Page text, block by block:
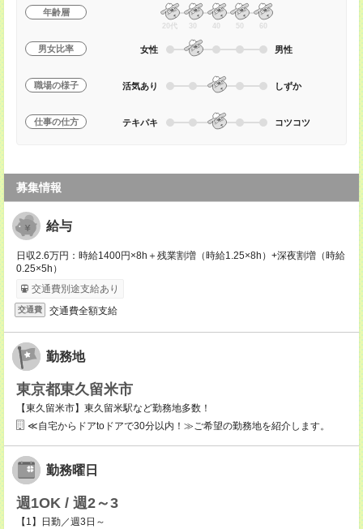
年齢層
20代 30 40 50 60
男女比率 女性 男性
職場の様子 活気あり しずか
仕事の仕方 テキパキ コツコツ
募集情報
給与
日収2.6万円：時給1400円×8h＋残業割増（時給1.25×8h）+深夜割増（時給
0.25×5h）
交通費別途支給あり
交通費 交通費全額支給
勤務地
東京都東久留米市
【東久留米市】東久留米駅など勤務地多数！
≪自宅からドアtoドアで30分以内！≫ご希望の勤務地を紹介します。
勤務曜日
週1OK / 週2～3
【1】日勤／週3日～